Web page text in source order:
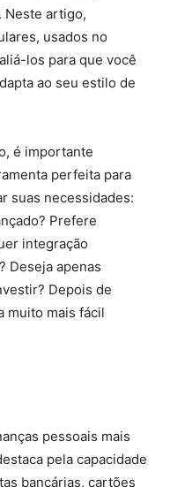
Neste artigo,
usados no
los para que você
ao seu estilo de
é importante
perfeita para
suas necessidades:
Prefere
integração
Deseja apenas
Depois de
muito mais fácil
pessoais mais
pela capacidade
bancárias, cartões